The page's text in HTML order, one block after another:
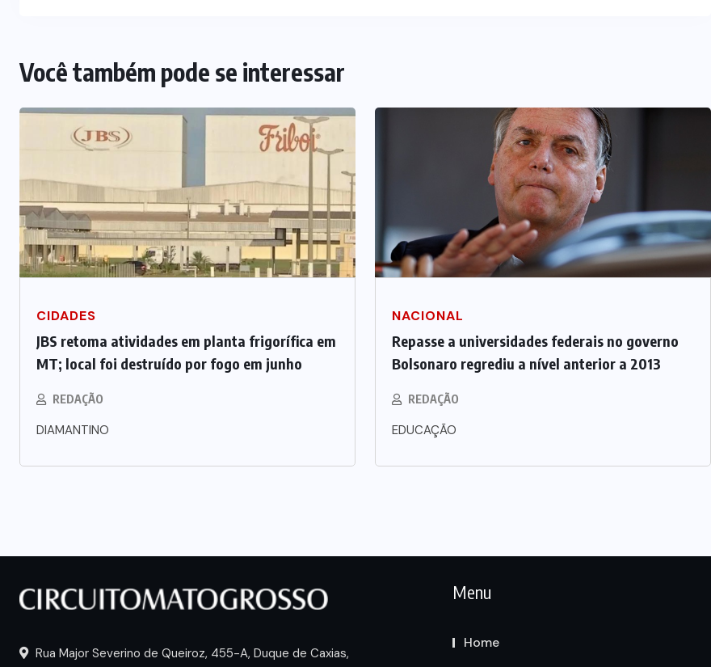
Você também pode se interessar
CIDADES
JBS retoma atividades em planta frigorífica em
MT; local foi destruído por fogo em junho
REDAÇÃO
DIAMANTINO
NACIONAL
Repasse a universidades federais no governo
Bolsonaro regrediu a nível anterior a 2013
REDAÇÃO
EDUCAÇÃO
Rua Major Severino de Queiroz, 455-A, Duque de Caxias,
Menu
Home